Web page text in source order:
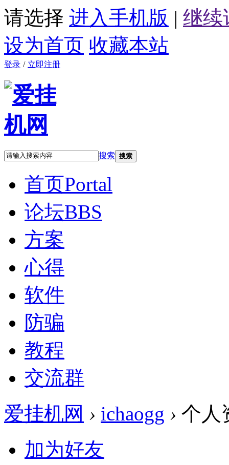
请选择 进入手机版 | 继续
设为首页 收藏本站
登录 / 立即注册
搜索 搜索
首页Portal
论坛BBS
方案
心得
软件
防骗
教程
交流群
爱挂机网 › ichaogg › 个人
加为好友